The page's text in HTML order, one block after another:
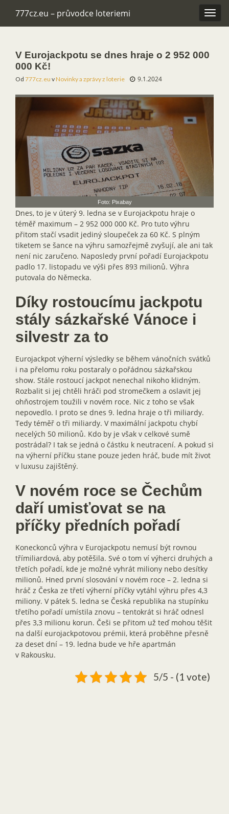
777cz.eu – průvodce loteriemi
V Eurojackpotu se dnes hraje o 2 952 000
000 Kč!
Od 777cz.eu vNovinky a zprávy z loterie 9.1.2024
Foto: Pixabay
Dnes, to je v úterý 9. ledna se v Eurojackpotu hraje o
téměř maximum – 2 952 000 000 Kč. Pro tuto výhru
přitom stačí vsadit jediný sloupeček za 60 Kč. S plným
tiketem se šance na výhru samozřejmě zvyšují, ale ani tak
není nic zaručeno. Naposledy první pořadí Eurojackpotu
padlo 17. listopadu ve výši přes 893 milionů. Výhra
putovala do Německa.
Díky rostoucímu jackpotu
stály sázkařské Vánoce i
silvestr za to
Eurojackpot výherní výsledky se během vánočních svátků
i na přelomu roku postaraly o pořádnou sázkařskou
show. Stále rostoucí jackpot nenechal nikoho klidným.
Rozbalit si jej chtěli hráči pod stromečkem a oslavit jej
ohňostrojem toužili v novém roce. Nic z toho se však
nepovedlo. I proto se dnes 9. ledna hraje o tři miliardy.
Tedy téměř o tři miliardy. V maximální jackpotu chybí
necelých 50 milionů. Kdo by je však v celkové sumě
postrádal? I tak se jedná o částku k neutracení. A pokud si
na výherní příčku stane pouze jeden hráč, bude mít život
v luxusu zajištěný.
V novém roce se Čechům
daří umisťovat se na
příčky předních pořadí
Koneckonců výhra v Eurojackpotu nemusí být rovnou
třímiliardová, aby potěšila. Své o tom ví výherci druhých a
třetích pořadí, kde je možné vyhrát miliony nebo desítky
milionů. Hned první slosování v novém roce – 2. ledna si
hráč z Česka ze třetí výherní příčky vytáhl výhru přes 4,3
miliony. V pátek 5. ledna se Česká republika na stupínku
třetího pořadí umístila znovu – tentokrát si hráč odnesl
přes 3,3 milionu korun. Češi se přitom už teď mohou těšit
na další eurojackpotovou prémii, která proběhne přesně
za deset dní – 19. ledna bude ve hře apartmán
v Rakousku.
5/5 - (1 vote)